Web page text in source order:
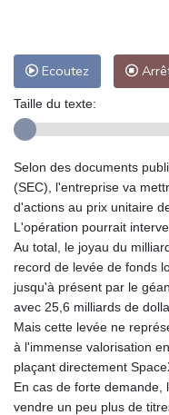
Ecoutez
Taille du texte:
Selon des documents
(SEC), l'entreprise va
d'actions au prix unitaire
L'opération pourrait
Au total, le joyau du
record de levée de fonds
jusqu'à présent par le
avec 25,6 milliards de
Mais cette levée ne
à l'immense valorisation
plaçant directement
En cas de forte demande,
vendre un peu plus de